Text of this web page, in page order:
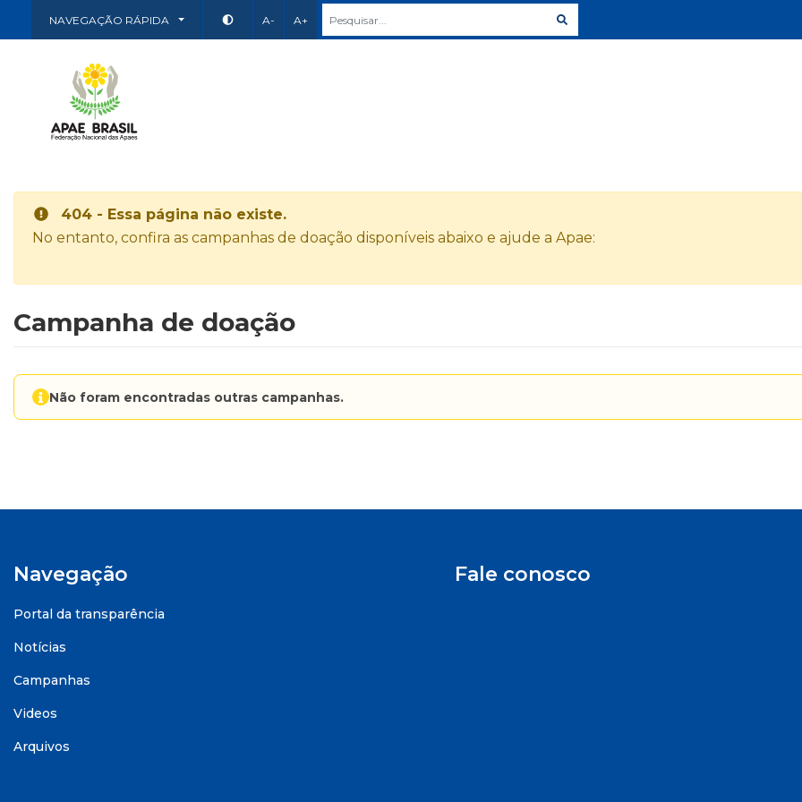
NAVEGAÇÃO RÁPIDA A- A+
404 - Essa página não existe.
No entanto, confira as campanhas de doação disponíveis abaixo e ajude a Apae:
Campanha de doação
Não foram encontradas outras campanhas.
Navegação
Portal da transparência
Notícias
Campanhas
Videos
Arquivos
Fale conosco